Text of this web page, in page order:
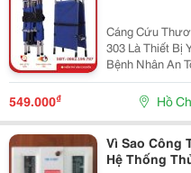
Cáng Cứu Thương Gbm-303
303 Là Thiết Bị
Bệnh Nhân An
Phẩm Được
Cứu Khẩn
Yếu, Bệnh...
549.000₫ Hồ
Vì Sao Công
Hệ Thống